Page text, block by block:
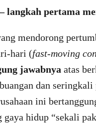
langkah pertama
mendorong
hari (fast-moving
jawabnya atas
dan
ini
gaya hidup “sekali